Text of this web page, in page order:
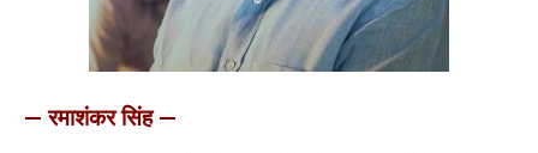
— रमाशंकर सिंह —